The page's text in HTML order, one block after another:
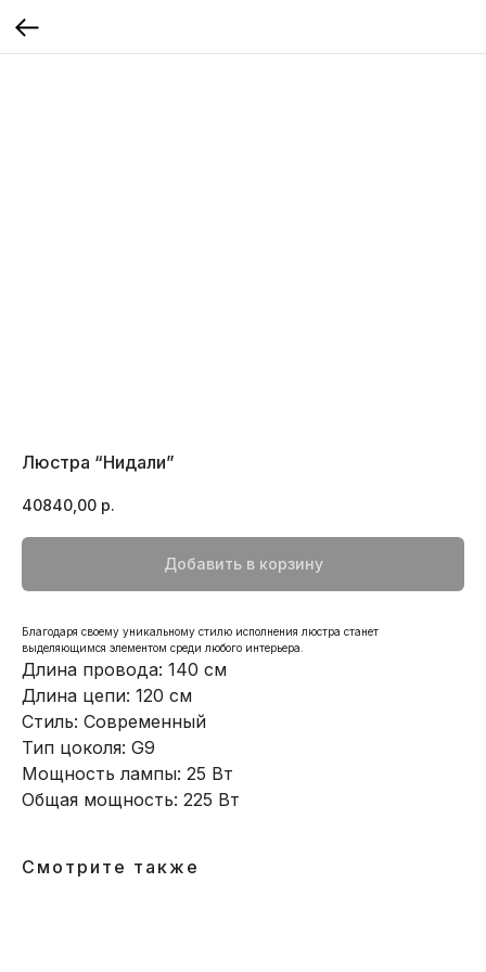
Люстра “Нидали”
40840,00 р.
Добавить в корзину
Благодаря своему уникальному стилю исполнения люстра станет
выделяющимся элементом среди любого интерьера.
Длина провода: 140 см
Длина цепи: 120 см
Стиль: Современный
Тип цоколя: G9
Мощность лампы: 25 Вт
Общая мощность: 225 Вт
Смотрите также